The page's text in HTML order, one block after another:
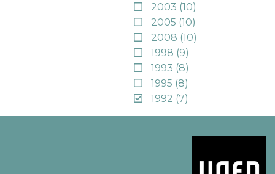
2003 (10)
2005 (10)
2008 (10)
1998 (9)
1993 (8)
1995 (8)
1992 (7)